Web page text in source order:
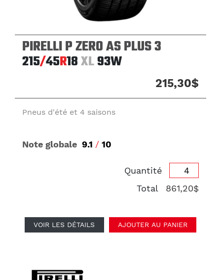
PIRELLI P ZERO AS PLUS 3
215/45R18XL93W
215,30$
Pneus d'été et 4 saisons
Note globale 9.1 / 10
Quantité
Total
861,20$
VOIR LES DÉTAILS AJOUTER AU PANIER